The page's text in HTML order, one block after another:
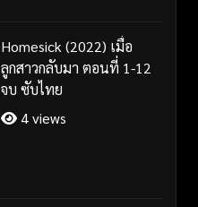
Homesick (2022) เมื่อ
ลูกสาวกลับมา ตอนที่ 1-12
จบ ซับไทย
4 views